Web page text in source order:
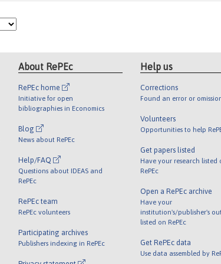
About RePEc
RePEc home
Initiative for open
bibliographies in Economics
Blog
News about RePEc
Help/FAQ
Questions about IDEAS and
RePEc
RePEc team
RePEc volunteers
Participating archives
Publishers indexing in RePEc
Help us
Corrections
Found an error or
Volunteers
Opportunities to help
Get papers listed
Have your research listed
RePEc
Open a RePEc archive
Have your
institution's/publisher's
listed on RePEc
Get RePEc data
Use data assembled by